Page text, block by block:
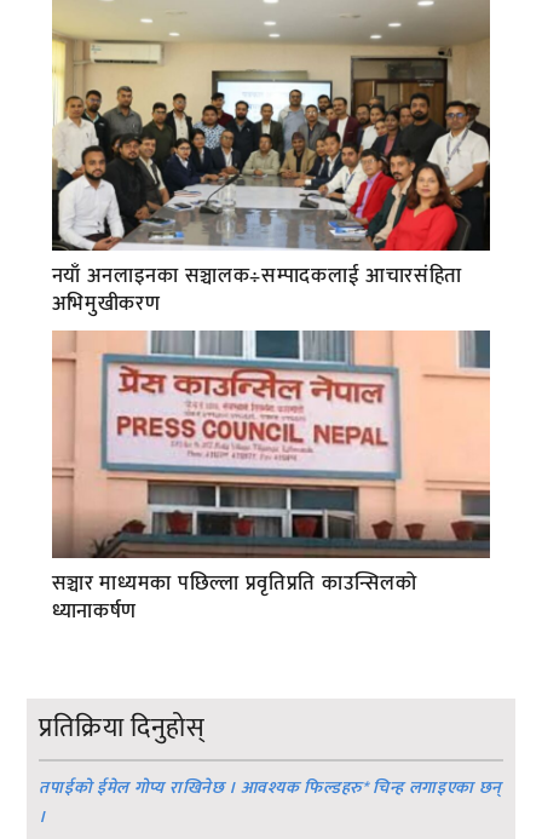
नयाँ अनलाइनका सञ्चालक÷सम्पादकलाई आचारसंहिता
अभिमुखीकरण
सञ्चार माध्यमका पछिल्ला प्रवृतिप्रति काउन्सिलको
ध्यानाकर्षण
प्रतिक्रिया दिनुहोस्
तपाईको ईमेल गोप्य राखिनेछ । आवश्यक फिल्डहरु*चिन्ह लगाइएका छन्
।